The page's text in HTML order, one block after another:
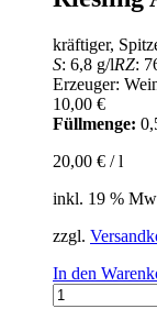
Menge
kräftiger,
S: 6,8 g/lRZ:
Erzeuger:
10,00 €
Füllmenge:
20,00 € /l
inkl. 19 %
zzgl.
In den
2018er
Ellerer